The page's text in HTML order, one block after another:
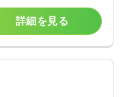
詳細を見る